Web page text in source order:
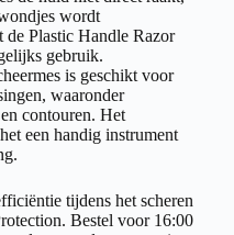
wordt
de Plastic Handle Razor
gebruik.
is geschikt voor
waaronder
contouren. Het
een handig instrument
tijdens het scheren
Bestel voor 16:00